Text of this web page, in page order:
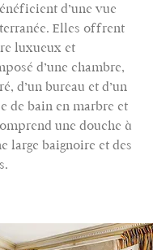
d’une vue
Elles offrent
luxueux et
d’une chambre,
d’un bureau et d’un
de bain en marbre et
une douche à
large baignoire et des